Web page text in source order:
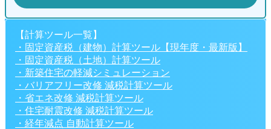
【計算ツール一覧】
・固定資産税（建物）計算ツール【現年度・最新版】
・固定資産税（土地）計算ツール
・新築住宅の軽減シミュレーション
・バリアフリー改修 減税計算ツール
・省エネ改修 減税計算ツール
・住宅耐震改修 減税計算ツール
・経年減点 自動計算ツール